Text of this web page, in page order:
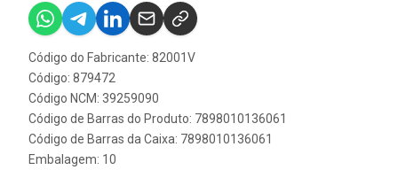
Código do Fabricante: 82001V
Código: 879472
Código NCM: 39259090
Código de Barras do Produto: 7898010136061
Código de Barras da Caixa: 7898010136061
Embalagem: 10